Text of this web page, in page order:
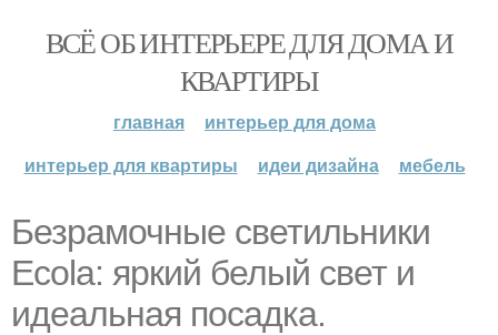
ВСЁ ОБ ИНТЕРЬЕРЕ ДЛЯ ДОМА И
КВАРТИРЫ
главная
интерьер для дома
интерьер для квартиры
идеи дизайна мебель
Безрамочные светильники
Ecola: яркий белый свет и
идеальная посадка.